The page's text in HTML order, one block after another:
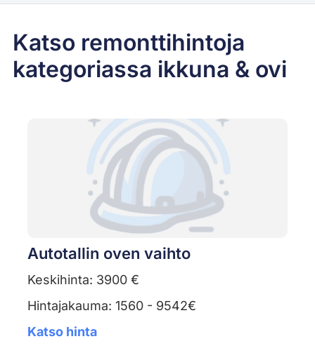
Katso remonttihintoja
kategoriassa ikkuna & ovi
Autotallin oven vaihto
Keskihinta: 3900 €
Hintajakauma: 1560 - 9542€
Katso hinta